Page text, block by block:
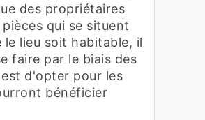
des propriétaires
qui se situent
lieu soit habitable, il
faire par le biais des
est d'opter pour les
bénéficier